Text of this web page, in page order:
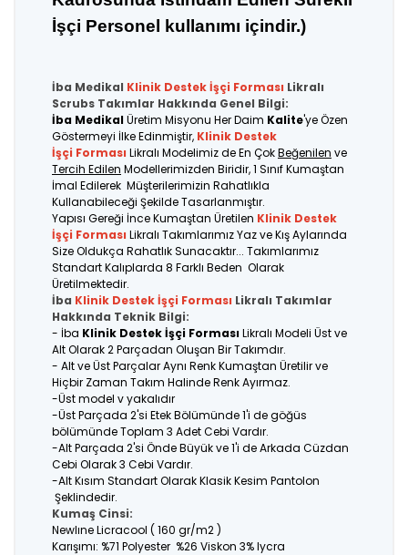
İşçi Personel kullanımı içindir.)
İba Medikal Klinik Destek İşçi Forması Likralı
Scrubs Takımlar Hakkında Genel Bilgi:
İba MedikalÜretim Misyonu Her Daim Kalite'ye Özen
Göstermeyi İlke Edinmiştir, Klinik Destek
İşçi Forması Likralı Modelimiz de En ÇokBeğenilen ve
Tercih Edilen Modellerimizden Biridir, 1 Sınıf Kumaştan
İmal Edilerek Müşterilerimizin Rahatlıkla
Kullanabileceği Şekilde Tasarlanmıştır.
Yapısı Gereği İnce Kumaştan Üretilen Klinik Destek
İşçi Forması Likralı Takımlarımız Yaz ve Kış Aylarında
Size Oldukça Rahatlık Sunacaktır... Takımlarımız
Standart Kalıplarda 8 Farklı Beden Olarak
Üretilmektedir.
İba Klinik Destek İşçi Forması Likralı Takımlar
Hakkında Teknik Bilgi:
- İba Klinik Destek İşçi FormasıLikralı Modeli Üst ve
Alt Olarak 2 Parçadan Oluşan Bir Takımdır.
- Alt ve Üst Parçalar Aynı Renk Kumaştan Üretilir ve
Hiçbir Zaman Takım Halinde Renk Ayırmaz.
-Üst model v yakalıdır
-Üst Parçada 2'si Etek Bölümünde 1'i de göğüs
bölümünde Toplam 3 Adet Cebi Vardır.
-Alt Parçada 2'si Önde Büyük ve 1'i de Arkada Cüzdan
Cebi Olarak 3 Cebi Vardır.
-Alt Kısım Standart Olarak Klasik Kesim Pantolon
Şeklindedir.
Kumaş Cinsi:
Newlıne Licracool ( 160 gr/m2 )
Karışımı: %71 Polyester %26 Viskon 3% lycra